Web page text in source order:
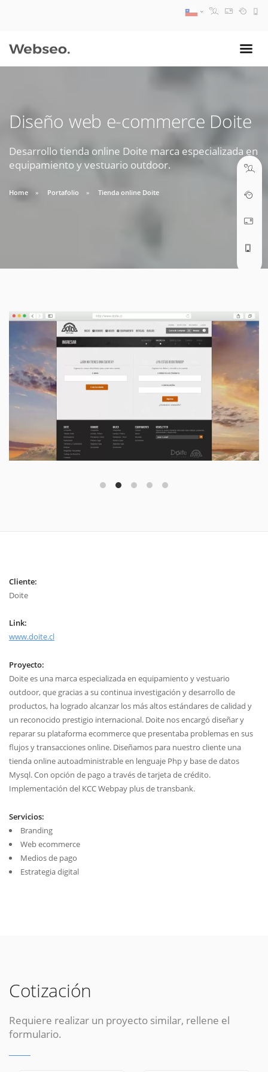
Diseño web e-commerce Doite
Desarrollo tienda online Doite marca especializada en
equipamiento y vestuario outdoor.
Home Portafolio Tienda online Doite
Cliente:
Doite
Link:
www.doite.cl
Proyecto:
Doite es una marca especializada en equipamiento y vestuario
outdoor, que gracias a su continua investigación y desarrollo de
productos, ha logrado alcanzar los más altos estándares de calidad y
un reconocido prestigio internacional. Doite nos encargó diseñar y
reparar su plataforma ecommerce que presentaba problemas en sus
flujos y transacciones online. Diseñamos para nuestro cliente una
tienda online autoadministrable en lenguaje Php y base de datos
Mysql. Con opción de pago a través de tarjeta de crédito.
Implementación del KCC Webpay plus de transbank.
Servicios:
Branding
Web ecommerce
Medios de pago
Estrategia digital
Cotización
Requiere realizar un proyecto similar, rellene el
formulario.
09:30 AM A 18:30 PM
soporte@webseo.cl